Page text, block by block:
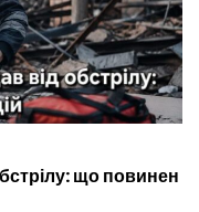
що повинен